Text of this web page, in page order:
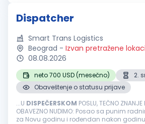
Dispatcher
Smart Trans Logistics
Beograd - Izvan pretražene
08.08.2026
neto 700 USD (mesečno)
2.
Obaveštenje o statusu prijave
...U DISPEČERSKOM POSLU, TEČNO
OBAVEZNO NUDIMO: Posao sa punim radnim vremenom. Bonus
za Novu godinu i rođendan nakon